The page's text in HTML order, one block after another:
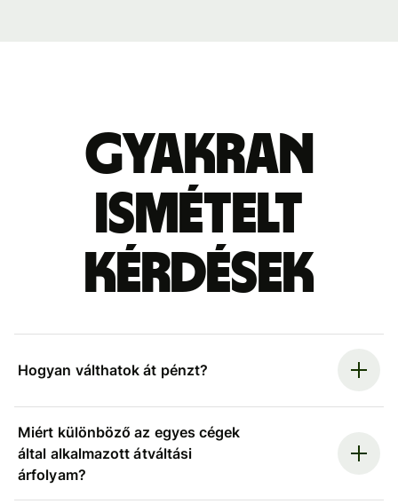
Gyakran
ismételt
kérdések
Hogyan válthatok át pénzt?
Miért különböző az egyes cégek
által alkalmazott átváltási
árfolyam?